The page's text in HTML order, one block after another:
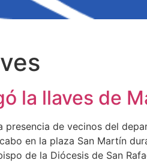
la llaves de
presencia de vecinos del
en la plaza San Martín
de la Diócesis de San